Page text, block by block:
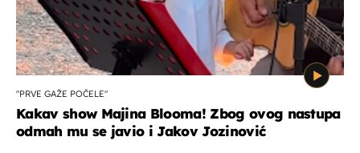
"PRVE GAŽE POČELE"
Kakav show Majina Blooma! Zbog ovog nastupa
odmah mu se javio i Jakov Jozinović